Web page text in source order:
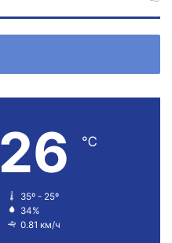
26 ℃
35º - 25º
34%
0.81 км/ч